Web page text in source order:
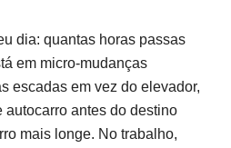
dia: quantas horas passas
em micro-mudanças
escadas em vez do elevador,
autocarro antes do destino
mais longe. No trabalho,